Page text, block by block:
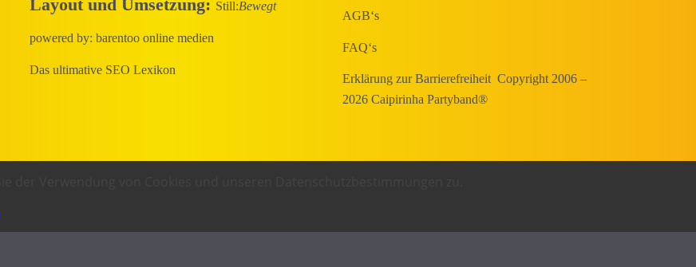
Layout und Umsetzung: Still:Bewegt
powered by:barentoo online medien
Das ultimative SEO Lexikon
AGB‘s
FAQ‘s
Erklärung zur Barrierefreiheit Copyright 2006 –
2026 Caipirinha Partyband®